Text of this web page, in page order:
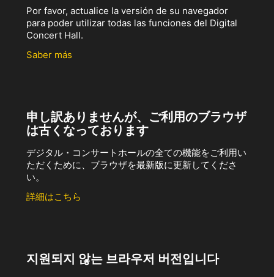
Por favor, actualice la versión de su navegador
para poder utilizar todas las funciones del Digital
Concert Hall.
Saber más
申し訳ありませんが、ご利用のブラウザ
は古くなっております
デジタル・コンサートホールの全ての機能をご利用い
ただくために、ブラウザを最新版に更新してくださ
い。
詳細はこちら
지원되지 않는 브라우저 버전입니다